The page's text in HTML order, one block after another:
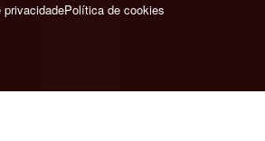
Política de cookies